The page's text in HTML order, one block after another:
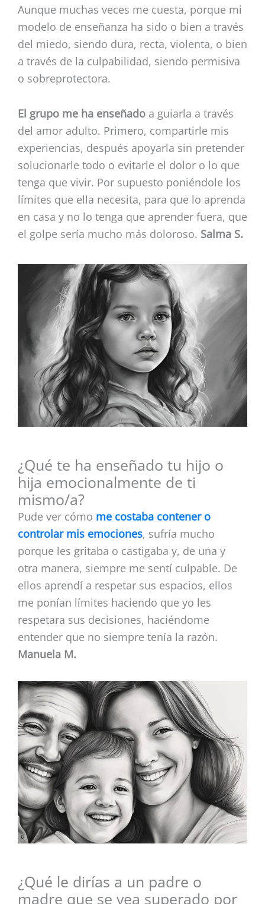
Aunque muchas veces me cuesta, porque mi
modelo de enseñanza ha sido o bien a través
del miedo, siendo dura, recta, violenta, o bien
a través de la culpabilidad, siendo permisiva
o sobreprotectora.
El grupo me ha enseñado a guiarla a través
del amor adulto. Primero, compartirle mis
experiencias, después apoyarla sin pretender
solucionarle todo o evitarle el dolor o lo que
tenga que vivir. Por supuesto poniéndole los
límites que ella necesita, para que lo aprenda
en casa y no lo tenga que aprender fuera, que
el golpe sería mucho más doloroso. Salma S.
¿Qué te ha enseñado tu hijo o
hija emocionalmente de ti
mismo/a?
Pude ver cómo me costaba contener o
controlar mis emociones, sufría mucho
porque les gritaba o castigaba y, de una y
otra manera, siempre me sentí culpable. De
ellos aprendí a respetar sus espacios, ellos
me ponían límites haciendo que yo les
respetara sus decisiones, haciéndome
entender que no siempre tenía la razón.
Manuela M.
¿Qué le dirías a un padre o
madre que se vea superado por